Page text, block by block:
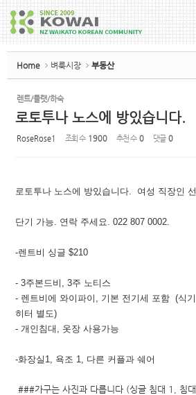
Home 벼룩시장 부동산
렌트/플랫/하숙
로토투나 노스에 방있습니다.
RoseRose1 조회 수 1900 추천 수 0 댓글 0
로토투나 노스에 방있습니다. 여성 직장인
단기 가능. 연락 주세요. 022 807 0002.
-렌트비 싱글 $210
- 3주본드비, 3주 노티스
- 렌트비에 와이파이, 기본 전기세 포함 (식
히터 별도)
- 개인침대, 옷장 사용가능
-화장실1, 욕조 1, 다른 커플과 쉐어
###가구는 사진과 다릅니다 (싱글 침대 1, 침
Sketchbook5, 스케
Sketchbook5, 스케치